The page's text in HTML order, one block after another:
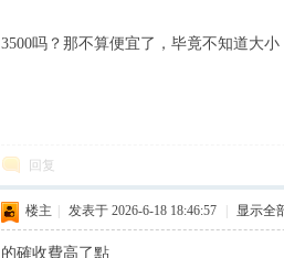
3500吗？那不算便宜了，毕竟不知道大
回复
楼主 发表于 2026-6-18 18:46:57 显示全
的確收費高了點